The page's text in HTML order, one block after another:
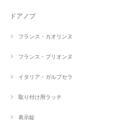
ドアノブ
フランス・カオリンヌ
フランス・ブリオンヌ
イタリア・ガルブセラ
取り付け用ラッチ
表示錠